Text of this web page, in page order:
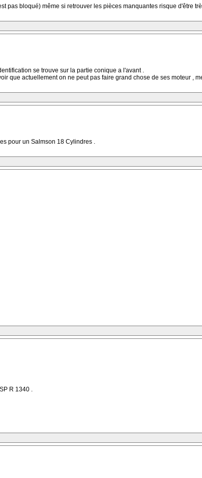
pas bloqué) même si retrouver les pièces manquantes risque d'être
se trouve sur la partie conique a l'avant .
que actuellement on ne peut pas faire grand chose de ses moteur ,
pour un Salmson 18 Cylindres .
R 1340 .